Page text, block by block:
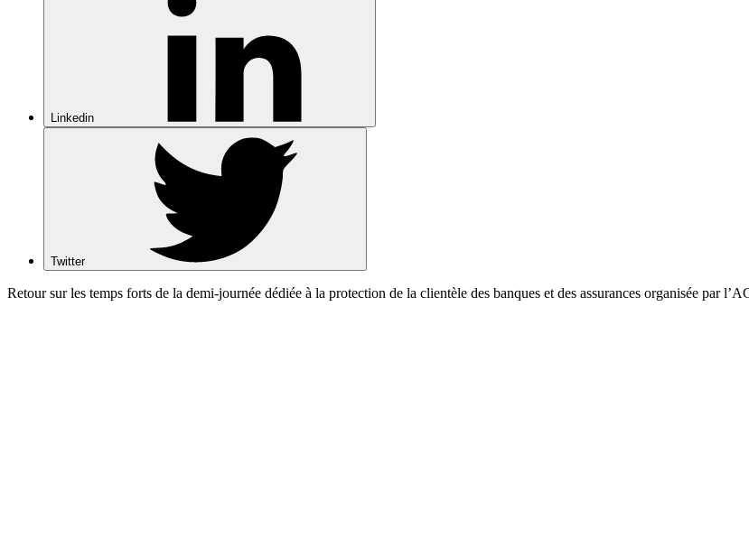
Linkedin
Twitter
Retour sur les temps forts de la demi-journée dédiée à la protection de la clientèle des banques et des assurances organisée par